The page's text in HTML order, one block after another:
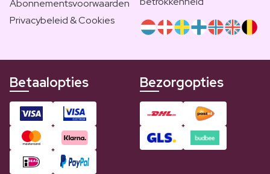
Abonnementsvoorwaarden
Privacybeleid & Cookies
Betaalopties Bezorgopties